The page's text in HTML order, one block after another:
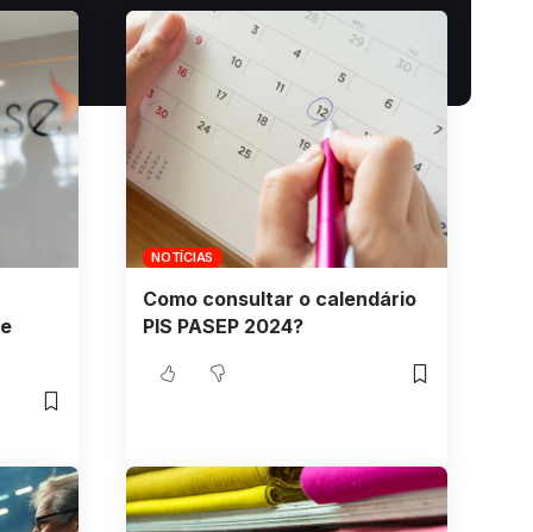
NOTÍCIAS
Como consultar o calendário
PIS PASEP 2024?